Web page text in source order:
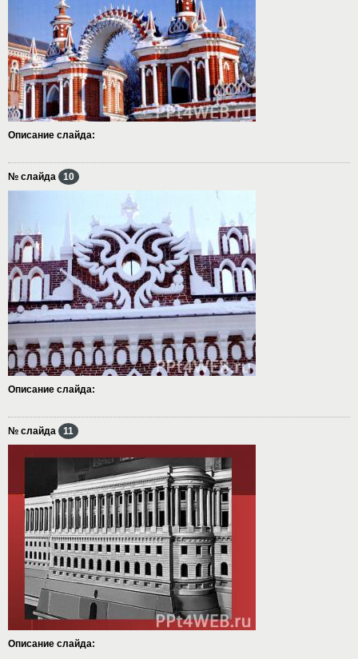
Описание слайда:
№ слайда 10
Описание слайда:
№ слайда 11
Описание слайда: